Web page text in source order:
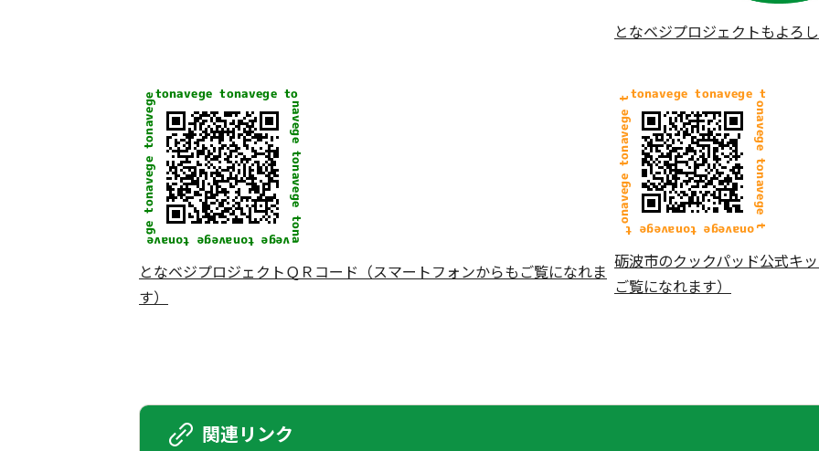
となベジプロジェクトもよろ
となベジプロジェクトＱＲコード（スマートフォンからもご覧になれま
す）
砺波市のクックパッド公式キ
ご覧になれます）
関連リンク